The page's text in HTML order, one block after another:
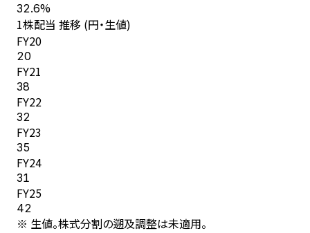
32.6%
1株配当 推移 (円・生値)
FY20
20
FY21
38
FY22
32
FY23
35
FY24
31
FY25
42
※ 生値。株式分割の遡及調整は未適用。